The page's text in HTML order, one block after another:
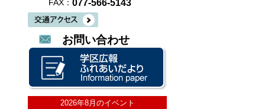
FAX： 077-566-5143
お問い合わせ
2026年8月のイベント